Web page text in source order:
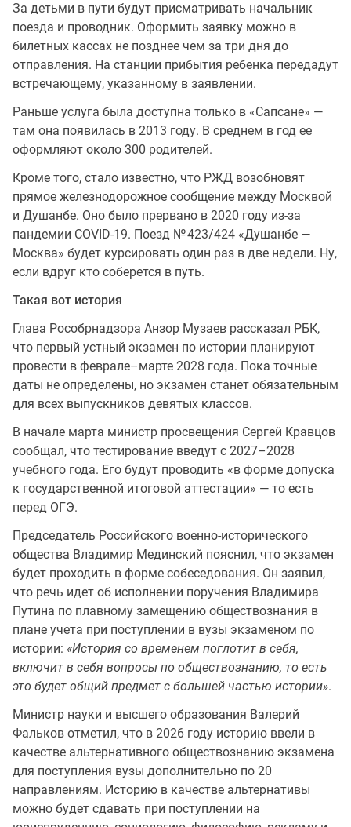
За детьми в пути будут присматривать начальник
поезда и проводник. Оформить заявку можно в
билетных кассах не позднее чем за три дня до
отправления. На станции прибытия ребенка передадут
встречающему, указанному в заявлении.
Раньше услуга была доступна только в «Сапсане» —
там она появилась в 2013 году. В среднем в год ее
оформляют около 300 родителей.
Кроме того, стало известно, что РЖД возобновят
прямое железнодорожное сообщение между Москвой
и Душанбе. Оно было прервано в 2020 году из-за
пандемии COVID-19. Поезд № 423/424 «Душанбе —
Москва» будет курсировать один раз в две недели. Ну,
если вдруг кто соберется в путь.
Такая вот история
Глава Рособрнадзора Анзор Музаев рассказал РБК,
что первый устный экзамен по истории планируют
провести в феврале–марте 2028 года. Пока точные
даты не определены, но экзамен станет обязательным
для всех выпускников девятых классов.
В начале марта министр просвещения Сергей Кравцов
сообщал, что тестирование введут с 2027–2028
учебного года. Его будут проводить «в форме допуска
к государственной итоговой аттестации» — то есть
перед ОГЭ.
Председатель Российского военно-исторического
общества Владимир Мединский пояснил, что экзамен
будет проходить в форме собеседования. Он заявил,
что речь идет об исполнении поручения Владимира
Путина по плавному замещению обществознания в
плане учета при поступлении в вузы экзаменом по
истории: «История со временем поглотит в себя,
включит в себя вопросы по обществознанию, то есть
это будет общий предмет с большей частью истории».
Министр науки и высшего образования Валерий
Фальков отметил, что в 2026 году историю ввели в
качестве альтернативного обществознанию экзамена
для поступления вузы дополнительно по 20
направлениям. Историю в качестве альтернативы
можно будет сдавать при поступлении на